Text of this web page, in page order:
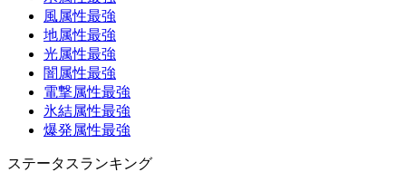
風属性最強
地属性最強
光属性最強
闇属性最強
電撃属性最強
氷結属性最強
爆発属性最強
ステータスランキング